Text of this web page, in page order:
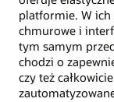
platformie. W ich
chmurowe i
tym samym
chodzi o
czy też